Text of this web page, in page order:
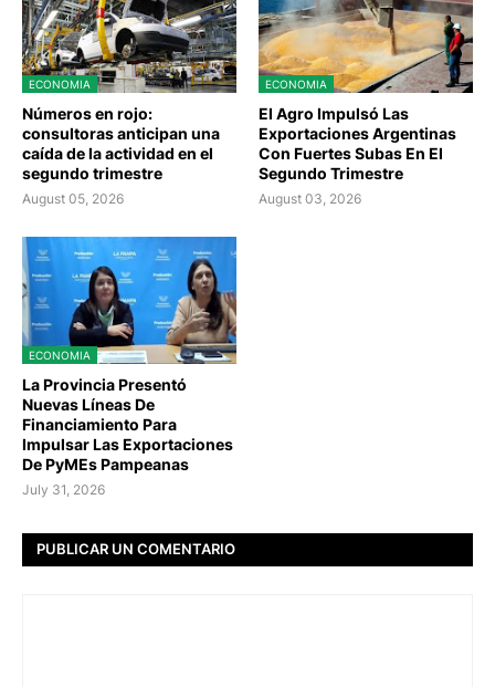
ECONOMIA
Números en rojo:
consultoras anticipan una
caída de la actividad en el
segundo trimestre
August 05, 2026
ECONOMIA
El Agro Impulsó Las
Exportaciones Argentinas
Con Fuertes Subas En El
Segundo Trimestre
August 03, 2026
ECONOMIA
La Provincia Presentó
Nuevas Líneas De
Financiamiento Para
Impulsar Las Exportaciones
De PyMEs Pampeanas
July 31, 2026
PUBLICAR UN COMENTARIO